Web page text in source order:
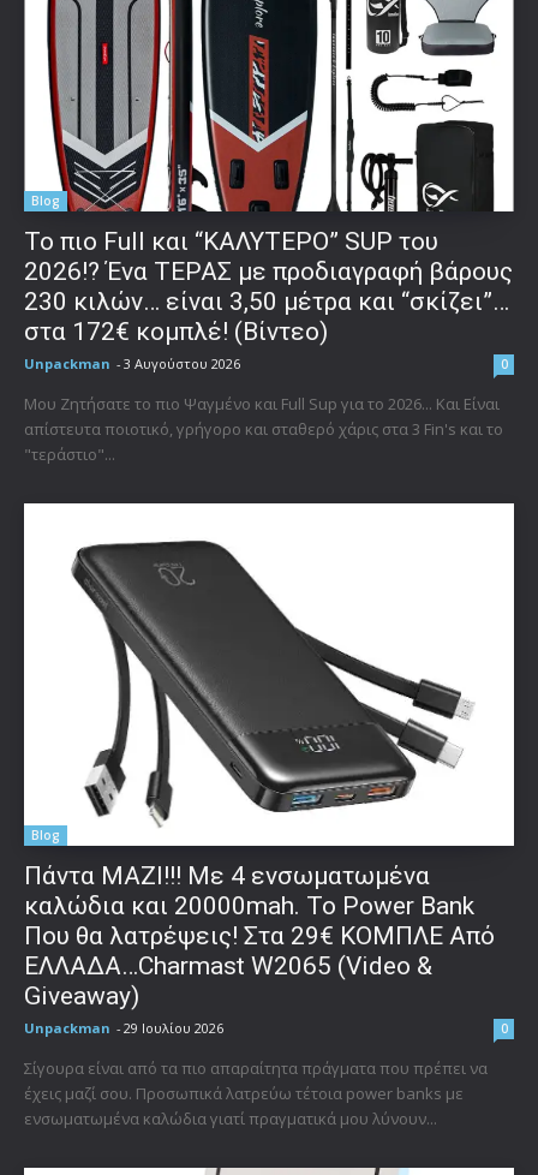
Blog
To πιο Full και “ΚΑΛΥΤΕΡΟ” SUP του
2026!? Ένα ΤΕΡΑΣ με προδιαγραφή βάρους
230 κιλών… είναι 3,50 μέτρα και “σκίζει”…
στα 172€ κομπλέ! (Βίντεο)
Unpackman - 3 Αυγούστου 2026 0
Μου Ζητήσατε το πιο Ψαγμένο και Full Sup για το 2026... Και Είναι
απίστευτα ποιοτικό, γρήγορο και σταθερό χάρις στα 3 Fin's και το
"τεράστιο"...
Blog
Πάντα ΜΑΖΙ!!! Με 4 ενσωματωμένα
καλώδια και 20000mah. Το Power Bank
Που θα λατρέψεις! Στα 29€ ΚΟΜΠΛΕ Από
ΕΛΛΑΔΑ…Charmast W2065 (Video &
Giveaway)
Unpackman - 29 Ιουλίου 2026 0
Σίγουρα είναι από τα πιο απαραίτητα πράγματα που πρέπει να
έχεις μαζί σου. Προσωπικά λατρεύω τέτοια power banks με
ενσωματωμένα καλώδια γιατί πραγματικά μου λύνουν...